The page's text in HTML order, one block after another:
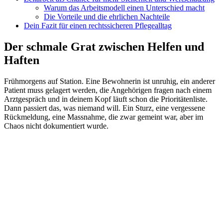
Warum das Arbeitsmodell einen Unterschied macht
Die Vorteile und die ehrlichen Nachteile
Dein Fazit für einen rechtssicheren Pflegealltag
Der schmale Grat zwischen Helfen und
Haften
Frühmorgens auf Station. Eine Bewohnerin ist unruhig, ein anderer
Patient muss gelagert werden, die Angehörigen fragen nach einem
Arztgespräch und in deinem Kopf läuft schon die Prioritätenliste.
Dann passiert das, was niemand will. Ein Sturz, eine vergessene
Rückmeldung, eine Massnahme, die zwar gemeint war, aber im
Chaos nicht dokumentiert wurde.